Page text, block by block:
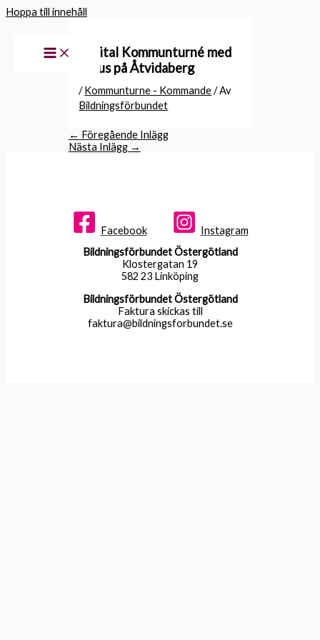
Hoppa till innehåll
Digital Kommunturné med
fokus på Åtvidaberg
/Kommunturne - Kommande/ Av
Bildningsförbundet
← Föregående Inlägg
Nästa Inlägg →
Facebook
Instagram
Bildningsförbundet Östergötland
Klostergatan 19
582 23 Linköping
Bildningsförbundet Östergötland
Faktura skickas till
faktura@bildningsforbundet.se